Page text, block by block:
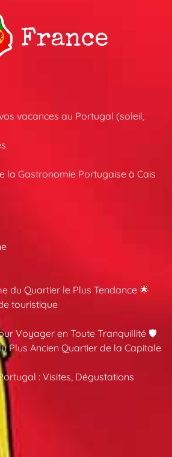
vacances au Portugal (soleil,
la Gastronomie Portugaise à Cais
du Quartier le Plus Tendance 🌟
touristique
Voyager en Toute Tranquillité 🛡️
Plus Ancien Quartier de la Capitale
: Visites, Dégustations